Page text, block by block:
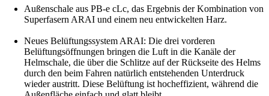
Außenschale aus PB-e cLc, das Ergebnis der Kombination von
Superfasern ARAI und einem neu entwickelten Harz.
Neues Belüftungssystem ARAI: Die drei vorderen
Belüftungsöffnungen bringen die Luft in die Kanäle der
Helmschale, die über die Schlitze auf der Rückseite des Helms
durch den beim Fahren natürlich entstehenden Unterdruck
wieder austritt. Diese Belüftung ist hocheffizient, während die